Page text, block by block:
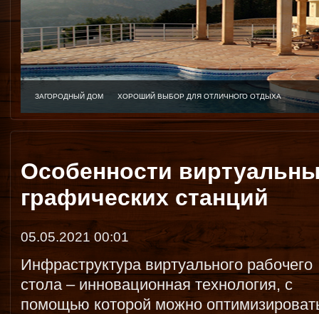
ЗАГОРОДНЫЙ ДОМ ХОРОШИЙ ВЫБОР ДЛЯ ОТЛИЧНОГО ОТДЫХА
Особенности
графических станций
05.05.2021 00:01
Инфраструктура виртуального рабочего
стола – инновационная технология, с
помощью которой можно